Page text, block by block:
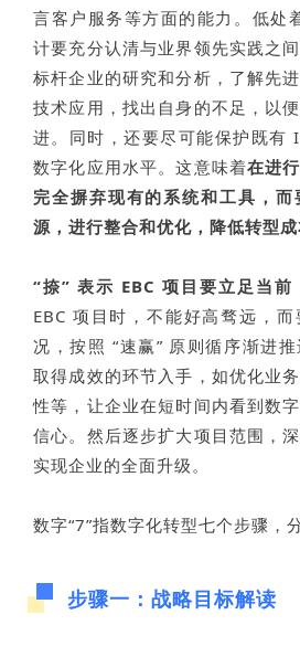
言客户服务等方面的能力。低处
计要充分认清与业界领先实践之
标杆企业的研究和分析，了解先
技术应用，找出自身的不足，以
进。同时，还要尽可能保护既有
数字化应用水平。这意味着在进
完全摒弃现有的系统和工具，
源，进行整合和优化，降低转型
“捺” 表示 EBC 项目要立足当前
EBC 项目时，不能好高骛远，
况，按照 “速赢” 原则循序渐进
取得成效的环节入手，如优化业
性等，让企业在短时间内看到数
信心。然后逐步扩大项目范围，
实现企业的全面升级。
数字“7”指数字化转型七个步骤，
步骤一：战略目标解读